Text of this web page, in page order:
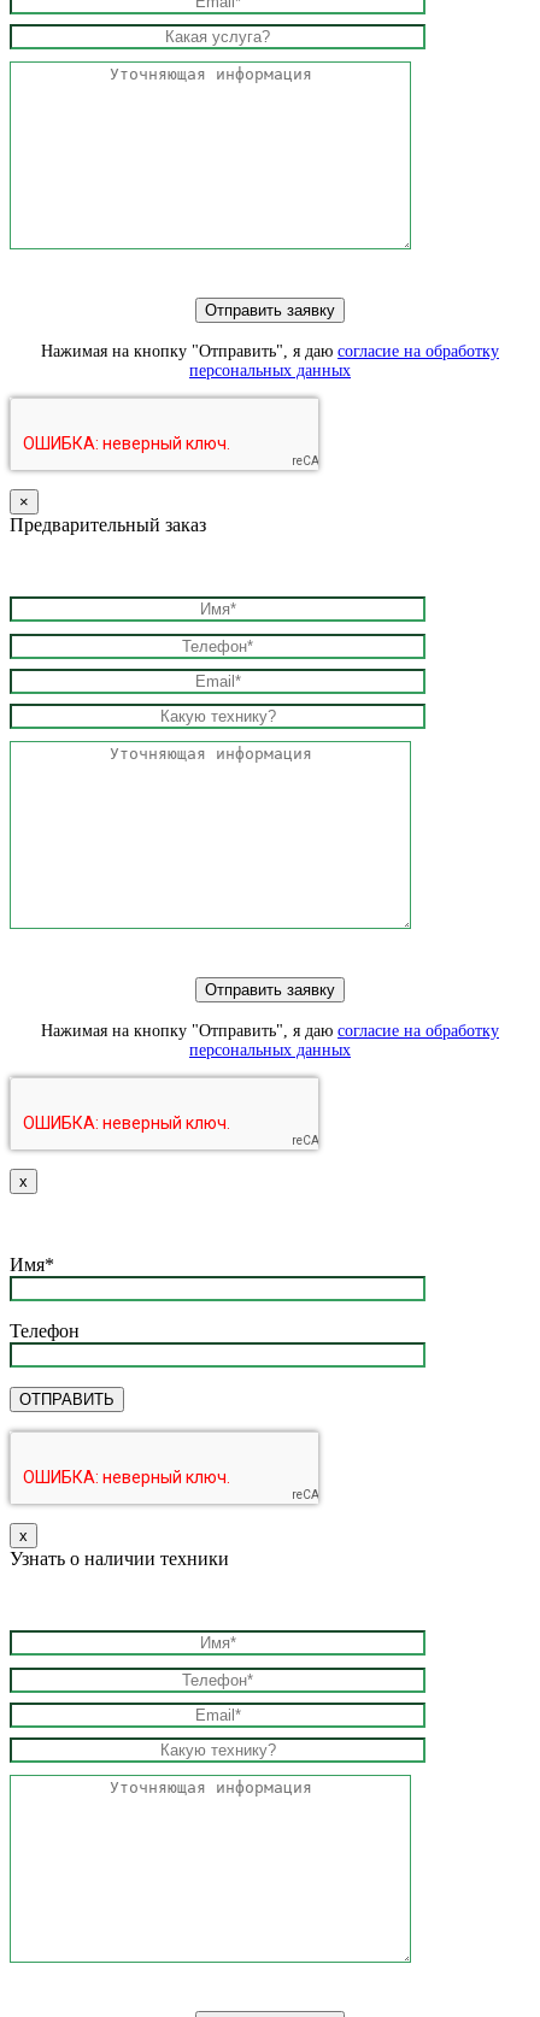
Нажимая на кнопку "Отправить", я даю согласие на обработку
персональных данных
×
Предварительный заказ
Нажимая на кнопку "Отправить", я даю согласие на обработку
персональных данных
х
Имя*
Телефон
х
Узнать о наличии техники